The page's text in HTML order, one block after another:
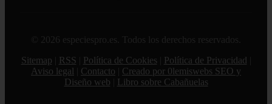
© 2026 especiespro.es. Todos los derechos reservados.
Sitemap
RSS Política de Cookies Política de Privacidad
Aviso legal
Contacto
Creado por 0lemiswebs SEO y
Diseño web
Libro sobre Cabañuelas